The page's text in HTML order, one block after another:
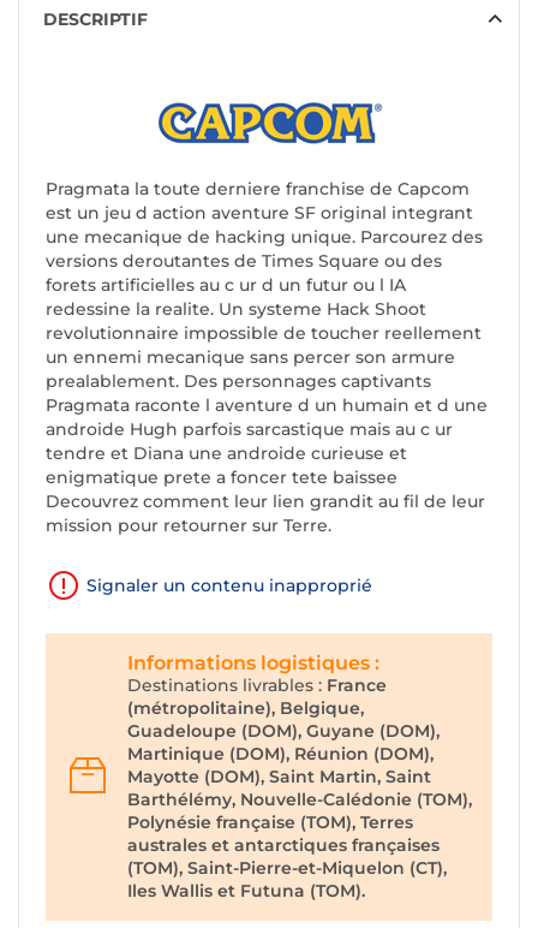
DESCRIPTIF
Pragmata la toute derniere franchise de Capcom
est un jeu d action aventure SF original integrant
une mecanique de hacking unique. Parcourez des
versions deroutantes de Times Square ou des
forets artificielles au c ur d un futur ou l IA
redessine la realite. Un systeme Hack Shoot
revolutionnaire impossible de toucher reellement
un ennemi mecanique sans percer son armure
prealablement. Des personnages captivants
Pragmata raconte l aventure d un humain et d une
androide Hugh parfois sarcastique mais au c ur
tendre et Diana une androide curieuse et
enigmatique prete a foncer tete baissee
Decouvrez comment leur lien grandit au fil de leur
mission pour retourner sur Terre.
Signaler un contenu inapproprié
Informations logistiques :
Destinations livrables : France
(métropolitaine), Belgique,
Guadeloupe (DOM), Guyane (DOM),
Martinique (DOM), Réunion (DOM),
Mayotte (DOM), Saint Martin, Saint
Barthélémy, Nouvelle-Calédonie (TOM),
Polynésie française (TOM), Terres
australes et antarctiques françaises
(TOM), Saint-Pierre-et-Miquelon (CT),
Iles Wallis et Futuna (TOM).